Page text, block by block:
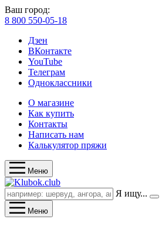
Ваш город:
8 800 550-05-18
Дзен
ВКонтакте
YouTube
Телеграм
Одноклассники
О магазине
Как купить
Контакты
Написать нам
Калькулятор пряжи
Меню
Я ищу...
Меню